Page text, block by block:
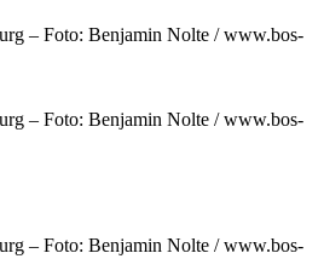
– Foto: Benjamin Nolte / www.bos-
– Foto: Benjamin Nolte / www.bos-
– Foto: Benjamin Nolte / www.bos-